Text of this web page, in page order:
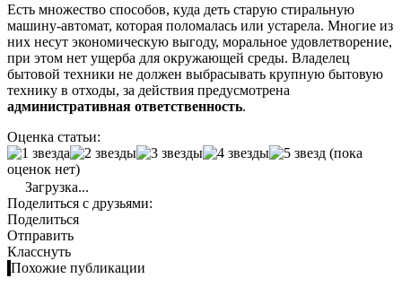
Есть множество способов, куда деть старую стиральную
машину-автомат, которая поломалась или устарела. Многие из
них несут экономическую выгоду, моральное удовлетворение,
при этом нет ущерба для окружающей среды. Владелец
бытовой техники не должен выбрасывать крупную бытовую
технику в отходы, за действия предусмотрена
административная ответственность.
Оценка статьи:
(пока
оценок нет)
Загрузка...
Поделиться с друзьями:
Поделиться
Отправить
Класснуть
Похожие публикации